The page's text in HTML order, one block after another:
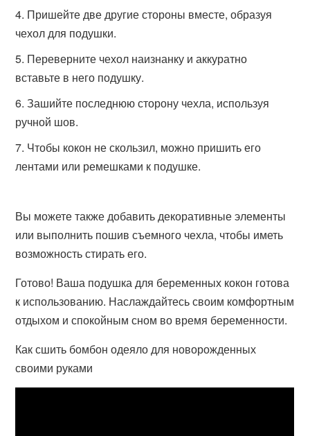
Пришейте две другие стороны вместе, образуя
чехол для подушки.
Переверните чехол наизнанку и аккуратно
вставьте в него подушку.
Зашийте последнюю сторону чехла, используя
ручной шов.
Чтобы кокон не скользил, можно пришить его
лентами или ремешками к подушке.
Вы можете также добавить декоративные элементы
или выполнить пошив съемного чехла, чтобы иметь
возможность стирать его.
Готово! Ваша подушка для беременных кокон готова
к использованию. Наслаждайтесь своим комфортным
отдыхом и спокойным сном во время беременности.
Как сшить бомбон одеяло для новорожденных
своими руками